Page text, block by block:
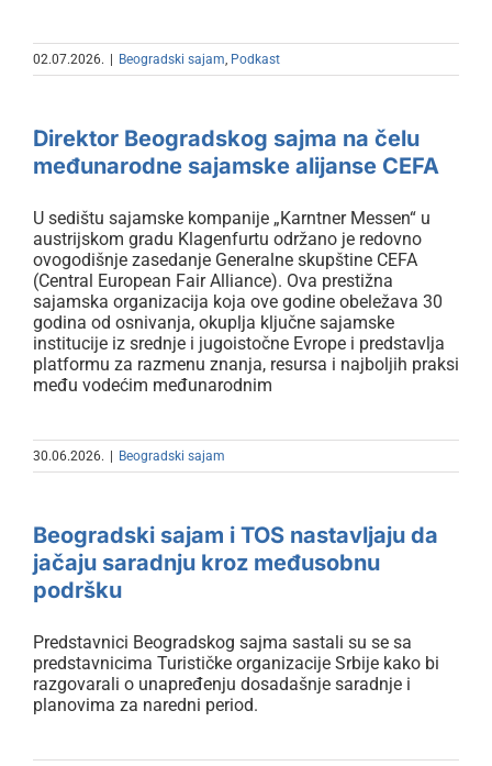
02.07.2026. Beogradski sajam, Podkast
Direktor Beogradskog sajma na
alijanse CEFA
Direktor Beogradskog sajma na čelu
međunarodne sajamske alijanse CEFA
U sedištu sajamske kompanije „Karntner Messen“ u
austrijskom gradu Klagenfurtu održano je redovno
ovogodišnje zasedanje Generalne skupštine CEFA
(Central European Fair Alliance). Ova prestižna
sajamska organizacija koja ove godine obeležava 30
godina od osnivanja, okuplja ključne sajamske
institucije iz srednje i jugoistočne Evrope i predstavlja
platformu za razmenu znanja, resursa i najboljih praksi
među vodećim međunarodnim
30.06.2026. Beogradski sajam
Beogradski sajam i TOS
kroz međusobnu podršku
Beogradski sajam i TOS nastavljaju da
jačaju saradnju kroz međusobnu
podršku
Predstavnici Beogradskog sajma sastali su se sa
predstavnicima Turističke organizacije Srbije kako bi
razgovarali o unapređenju dosadašnje saradnje i
planovima za naredni period.